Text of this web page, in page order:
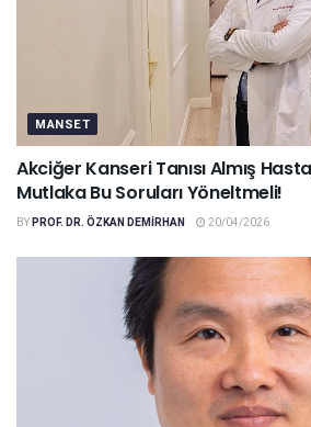
MANSET
Akciğer Kanseri Tanısı Almış
Mutlaka Bu Soruları Yöneltmeli!
BYPROF. DR. ÖZKAN DEMIRHAN 20/04/2026